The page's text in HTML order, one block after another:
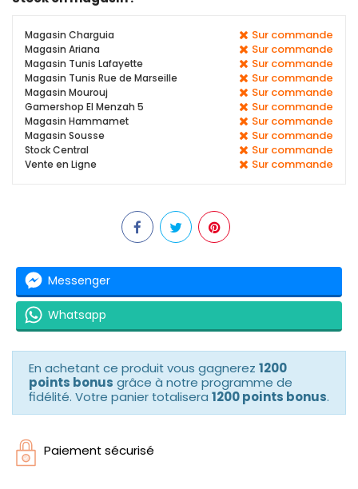
Magasin Charguia Sur commande
Magasin Ariana Sur commande
Magasin Tunis Lafayette Sur commande
Magasin Tunis Rue de Marseille Sur commande
Magasin Mourouj Sur commande
Gamershop El Menzah 5 Sur commande
Magasin Hammamet Sur commande
Magasin Sousse Sur commande
Stock Central Sur commande
Vente en Ligne Sur commande
Messenger
Whatsapp
En achetant ce produit vous gagnerez 1200
points bonus grâce à notre programme de
fidélité. Votre panier totalisera 1200 points bonus.
Paiement sécurisé